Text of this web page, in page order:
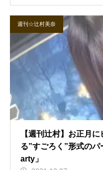
週刊☆辻村美奈
【週刊辻村】お正月
る”すごろく”形式の
arty」